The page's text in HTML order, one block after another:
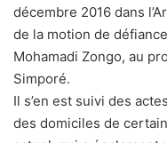
décembre 2016 dans
de la motion de
Mohamadi Zongo, au
Simporé.
Il s’en est suivi des
des domiciles de